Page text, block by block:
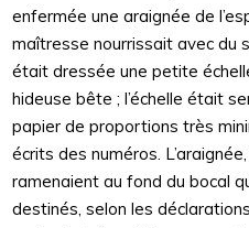
enfermée une araignée de
maîtresse nourrissait avec du
était dressée une petite
hideuse bête ; l’échelle était
papier de proportions très
écrits des numéros.
ramenaient au fond du bocal
destinés, selon les